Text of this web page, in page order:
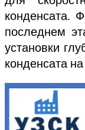
конденсата.
последнем
установки
конденсата